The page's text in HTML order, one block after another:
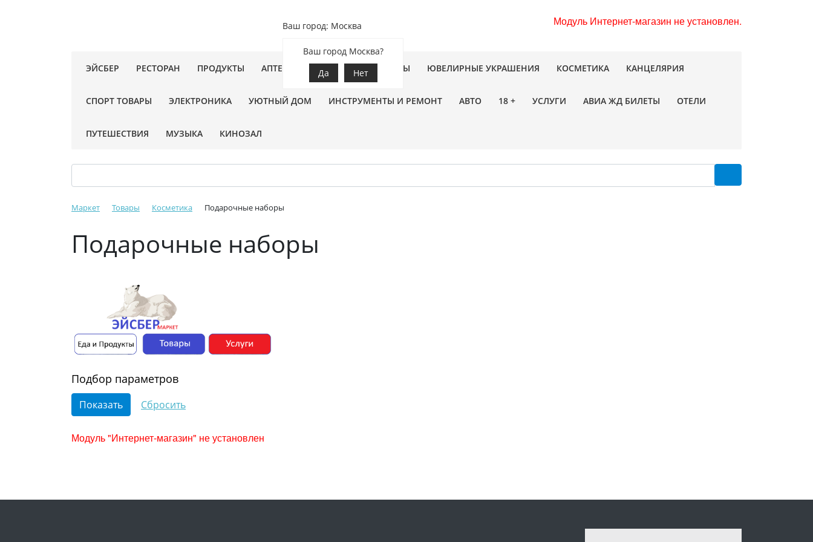
Модуль Интернет-магазин не установлен.
Ваш город: Москва
Ваш город Москва?
Да
Нет
ЭЙСБЕР РЕСТОРАН ПРОДУКТЫ АПТЕКА ЗООТОВАРЫ ЦВЕТЫ ЮВЕЛИРНЫЕ УКРАШЕНИЯ КОСМЕТИКА КАНЦЕЛЯРИЯ
СПОРТ ТОВАРЫ ЭЛЕКТРОНИКА УЮТНЫЙ ДОМ ИНСТРУМЕНТЫ И РЕМОНТ АВТО 18 + УСЛУГИ АВИА ЖД БИЛЕТЫ ОТЕЛИ
ПУТЕШЕСТВИЯ МУЗЫКА КИНОЗАЛ
Маркет Товары Косметика Подарочные наборы
Подарочные наборы
Подбор параметров
Модуль "Интернет-магазин" не установлен